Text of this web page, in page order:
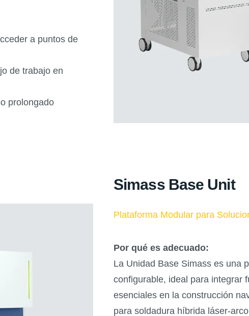
a puntos de
de trabajo en
prolongado
Simass Base Unit
Plataforma Modular para
Por qué es adecuado:
La Unidad Base Simass es una
configurable, ideal para integrar
esenciales en la construcción
para soldadura híbrida láser-